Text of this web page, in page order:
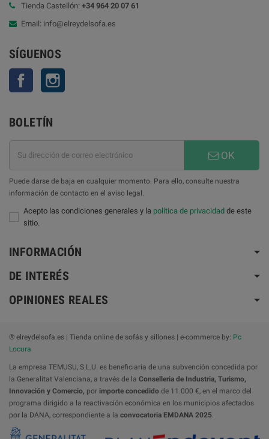
Tienda Castellón: +34 964 20 07 61
Email: info@elreydelsofa.es
SÍGUENOS
Facebook
BOLETÍN
OK
Puede darse de baja en cualquier momento. Para ello, consulte nuestra
información de contacto en el aviso legal.
Acepto las condiciones generales y la política de privacidad de este
sitio.
INFORMACIÓN
DE INTERÉS
OPINIONES REALES
® elreydelsofa.es | Tienda online de sofás y sillones | e-commerce by: Pc
Locura
La empresa TEMUSU, S.L.U. es beneficiaria de una subvención concedida por
la Generalitat Valenciana, a través de la Conselleria de Industria, Turismo,
Innovación y Comercio, por importe concedido de 11.000 €, en el marco del
programa dirigido a la reactivación económica en los municipios afectados
por la DANA, correspondiente a la convocatoria EMDANA 2025